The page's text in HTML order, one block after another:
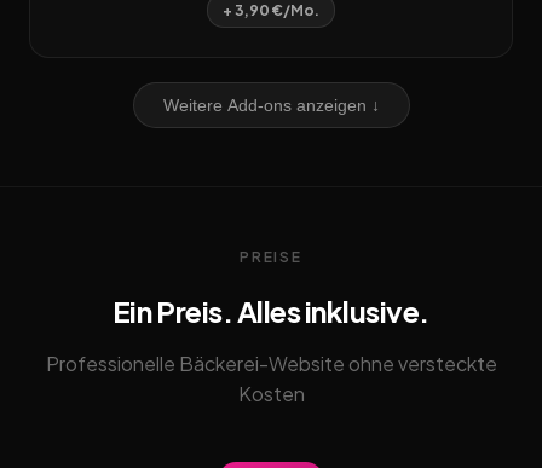
+ 3,90 €/Mo.
Weitere Add-ons anzeigen ↓
PREISE
Ein Preis. Alles inklusive.
Professionelle Bäckerei-Website ohne versteckte
Kosten